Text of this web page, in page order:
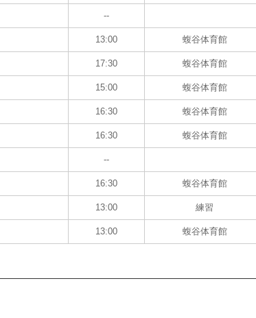
--
13:00 蝮谷体育館
17:30 蝮谷体育館
15:00 蝮谷体育館
16:30 蝮谷体育館
16:30 蝮谷体育館
--
16:30 蝮谷体育館
13:00 練習
13:00 蝮谷体育館